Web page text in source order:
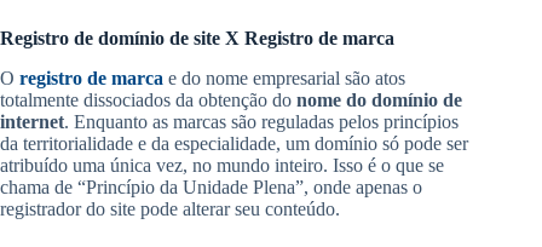
Registro de domínio de site X Registro de marca
O registro de marca e do nome empresarial são atos
totalmente dissociados da obtenção do nome do domínio de
internet. Enquanto as marcas são reguladas pelos princípios
da territorialidade e da especialidade, um domínio só pode ser
atribuído uma única vez, no mundo inteiro. Isso é o que se
chama de “Princípio da Unidade Plena”, onde apenas o
registrador do site pode alterar seu conteúdo.